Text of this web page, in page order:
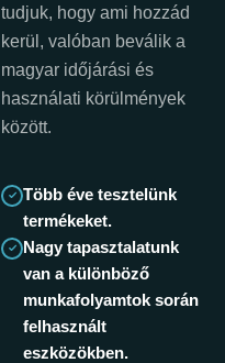
tudjuk, hogy ami hozzád
kerül, valóban beválik a
magyar időjárási és
használati körülmények
között.
Több éve tesztelünk
termékeket.
Nagy tapasztalatunk
van a különböző
munkafolyamtok során
felhasznált
eszközökben.